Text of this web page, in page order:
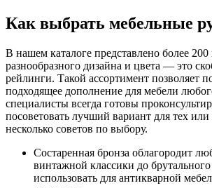
Как выбрать мебельные
В нашем каталоге представлено более 200
разнообразного дизайна и цвета — это
рейлинги. Такой ассортимент позволяет
подходящее дополнение для мебели
специалисты всегда готовы
посоветовать лучший вариант для тех
несколько советов по выбору.
Состаренная бронза облагородит
винтажной классики до
использовать для антикварной